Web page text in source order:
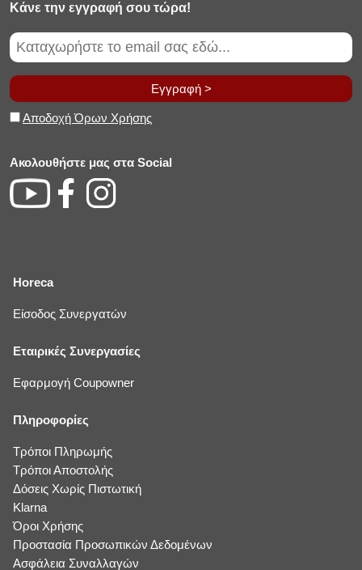
Κάνε την εγγραφή σου τώρα!
Εγγραφή >
Αποδοχή Όρων Χρήσης
Ακολουθήστε μας στα Social
Horeca
Είσοδος Συνεργατών
Εταιρικές Συνεργασίες
Εφαρμογή Coupowner
Πληροφορίες
Τρόποι Πληρωμής
Τρόποι Αποστολής
Δόσεις Χωρίς Πιστωτική
Klarna
Όροι Χρήσης
Προστασία Προσωπικών Δεδομένων
Ασφάλεια Συναλλαγών